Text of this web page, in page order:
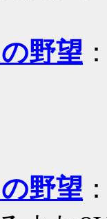
野望
野望